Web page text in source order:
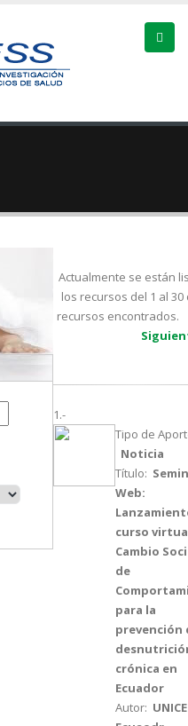
Actualmente se están
los recursos del 1 al 30
recursos
1.-
Tipo de
Noticia
Título:
Web:
curso
Cambio
de
para la
prevención
crónica en
Ecuador
Autor: